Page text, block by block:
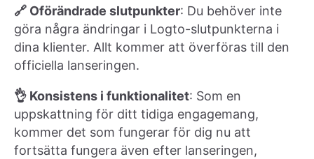
🔗 Oförändrade slutpunkter: Du behöver inte
göra några ändringar i Logto-slutpunkterna i
dina klienter. Allt kommer att överföras till den
officiella lanseringen.
👌 Konsistens i funktionalitet: Som en
uppskattning för ditt tidiga engagemang,
kommer det som fungerar för dig nu att
fortsätta fungera även efter lanseringen,